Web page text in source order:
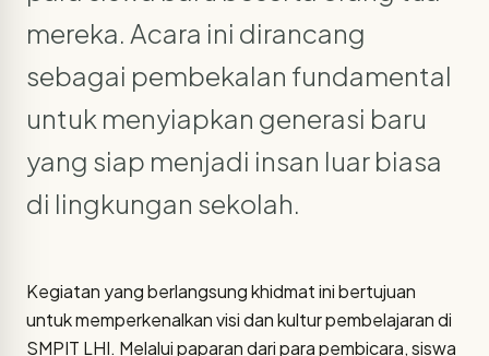
mereka. Acara ini dirancang
sebagai pembekalan fundamental
untuk menyiapkan generasi baru
yang siap menjadi insan luar biasa
di lingkungan sekolah.
Kegiatan yang berlangsung khidmat ini bertujuan
untuk memperkenalkan visi dan kultur pembelajaran di
SMPIT LHI. Melalui paparan dari para pembicara, siswa